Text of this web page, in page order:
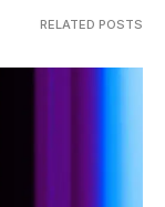
RELATED POSTS